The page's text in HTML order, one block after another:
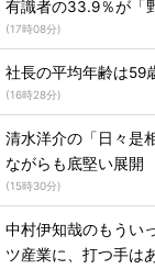
有識者の33.9％が「
(17時08分)
社長の平均年齢は59
(16時28分)
清水洋介の「日々是
ながらも底堅い展開
(15時30分)
中村伊知哉のもうい
ツ産業に、打つ手は